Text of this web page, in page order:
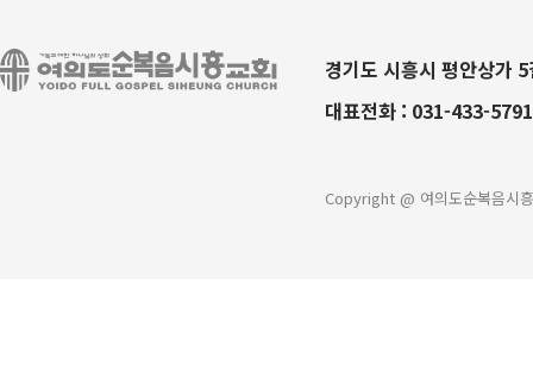
경기도 시흥시 평안상가
대표전화 : 031-433-5791
Copyright @ 여의도순복음